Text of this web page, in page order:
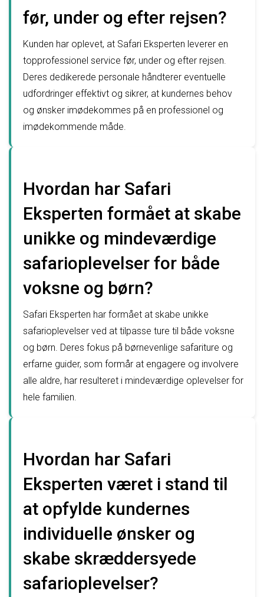
før, under og efter rejsen?
Kunden har oplevet, at Safari Eksperten leverer en
topprofessionel service før, under og efter rejsen.
Deres dedikerede personale håndterer eventuelle
udfordringer effektivt og sikrer, at kundernes behov
og ønsker imødekommes på en professionel og
imødekommende måde.
Hvordan har Safari
Eksperten formået at skabe
unikke og mindeværdige
safarioplevelser for både
voksne og børn?
Safari Eksperten har formået at skabe unikke
safarioplevelser ved at tilpasse ture til både voksne
og børn. Deres fokus på børnevenlige safariture og
erfarne guider, som formår at engagere og involvere
alle aldre, har resulteret i mindeværdige oplevelser for
hele familien.
Hvordan har Safari
Eksperten været i stand til
at opfylde kundernes
individuelle ønsker og
skabe skræddersyede
safarioplevelser?